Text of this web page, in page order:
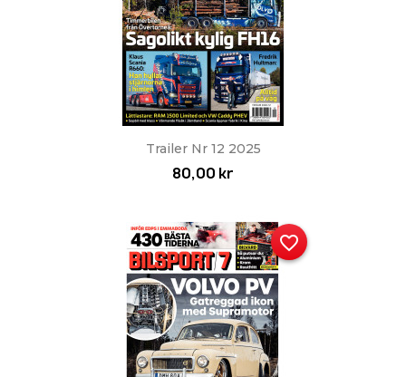
Trailer Nr 12 2025
80,00 kr
favorite_border